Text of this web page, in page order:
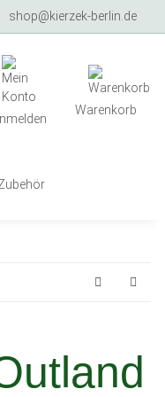
shop@kierzek-berlin.de
Warenkorb